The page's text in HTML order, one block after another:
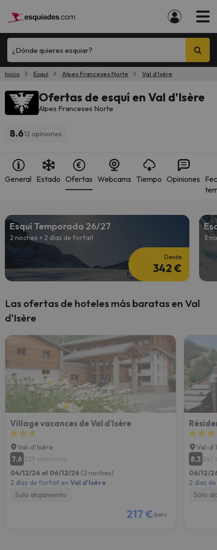
¿Dónde quieres esquiar?
Inicio Esquí Alpes Franceses Norte Val d'Isère
Ofertas de esquí en Val d'Isère
Alpes Franceses Norte
8.612 opiniones
General Estado Ofertas Webcams Tiempo Opiniones
Esquí Temporada 26/27
2 noches + 2 días de forfait
Desde
342 €
3
Las ofertas de hoteles más baratas en Val
d'Isère
Village vacances de Val d'Isère
Val-d'Isère
7.6 229 opiniones
04/12/26 al 06/12/26 (2 noches)
2 días de forfait en Val d'Isère
Solo alojamiento
217 €/pers.
Val-
8.3 247
06/12/
2 días
Solo